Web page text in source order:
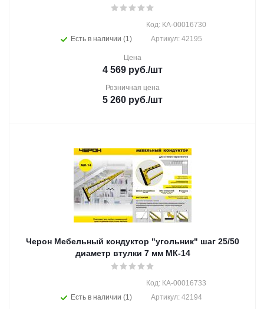
Есть в наличии (1)
Код: КА-00016730
Артикул: 42195
Цена
4 569 руб./шт
Розничная цена
5 260 руб./шт
Черон Мебельный кондуктор "угольник" шаг 25/50
диаметр втулки 7 мм МК-14
Есть в наличии (1)
Код: КА-00016733
Артикул: 42194